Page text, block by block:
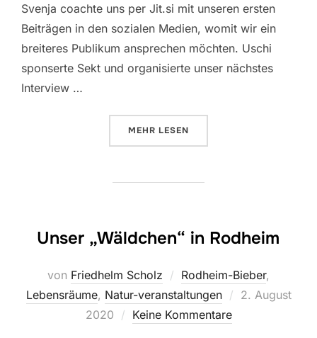
Svenja coachte uns per Jit.si mit unseren ersten
Beiträgen in den sozialen Medien, womit wir ein
breiteres Publikum ansprechen möchten. Uschi
sponserte Sekt und organisierte unser nächstes
Interview …
MEHR ÜBER „ARBEITEN AM
LESEN
Unser „Wäldchen“ in Rodheim
von Friedhelm Scholz Rodheim-Bieber,
Lebensräume, Natur-veranstaltungen
Veröffentlicht
2. August
2020
Keine Kommentare